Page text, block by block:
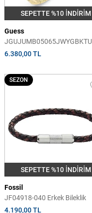
SEPETTE %10 İNDİRİM
Guess
JGUJUMB05065JWYGBKTU
Erkek Bileklik
6.380,00 TL
SEPETTE %10 İNDİRİM
SEZON
Fossil
JF04918-040 Erkek Bileklik
4.190,00 TL